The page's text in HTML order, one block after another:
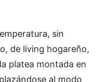
sin
de living hogareño,
platea montada en
al modo